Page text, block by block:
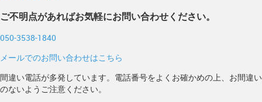
ご不明点があればお気軽にお問い合わせください。
050-3538-1840
メールでのお問い合わせはこちら
間違い電話が多発しています。電話番号をよくお確かめの上、お間違い
のないようご注意ください。